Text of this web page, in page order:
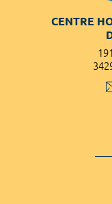
CENTRE